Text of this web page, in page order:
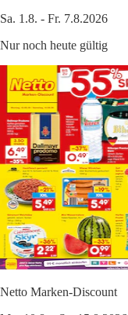
Sa. 1.8. - Fr. 7.8.2026
Nur noch heute gültig
Netto Marken-Discount